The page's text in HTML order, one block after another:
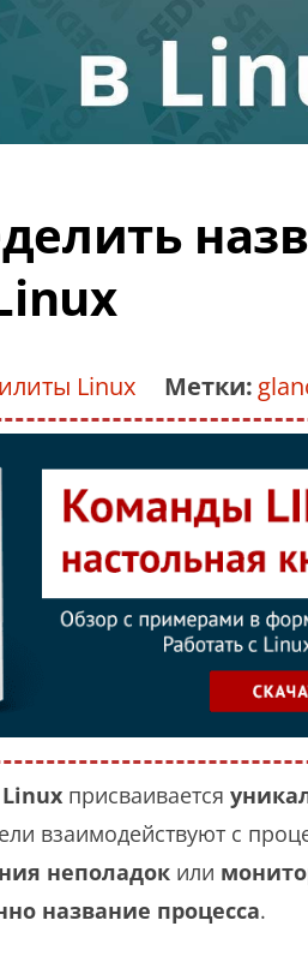
Linux Метки:
Linux присваивается
взаимодействуют с
неполадок или
название процесса.